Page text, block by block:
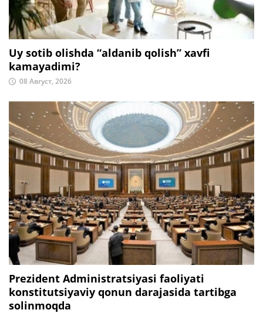
Uy sotib olishda “aldanib qolish” xavfi
kamayadimi?
08 Август, 2026
Prezident Administratsiyasi faoliyati
konstitutsiyaviy qonun darajasida tartibga
solinmoqda